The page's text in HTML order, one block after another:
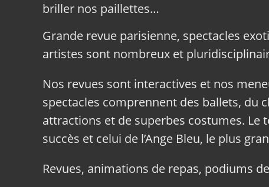
briller nos paillettes…
Grande revue parisienne, spectacles
artistes sont nombreux et
Nos revues sont interactives et nos
spectacles comprennent des ballets, du
attractions et de superbes costumes. Le
succès et celui de l’Ange Bleu, le plus
Revues, animations de repas, podiums